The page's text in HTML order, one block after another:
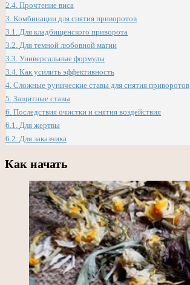
2.4. Прочтение виса
3. Комбинации для снятия приворотов
3.1. Для кладбищенского приворота
3.2. Для темной любовной магии
3.3. Универсальные формулы
3.4. Как усилить эффективность
4. Сложные рунические ставы для снятия приворотов
5. Защитные ставы
6. Последствия очистки и снятия воздействия
6.1. Для жертвы
6.2. Для заказчика
Как начать